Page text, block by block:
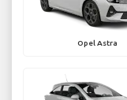
Opel Astra